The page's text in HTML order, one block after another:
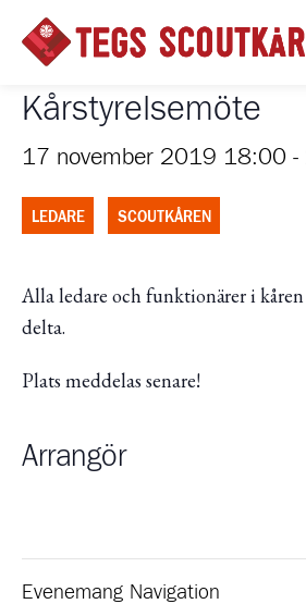
Kårstyrelsemöte
17 november 2019 18:00 -
LEDARE SCOUTKÅREN
Alla ledare och funktionärer i
delta.
Plats meddelas senare!
Arrangör
Evenemang Navigation